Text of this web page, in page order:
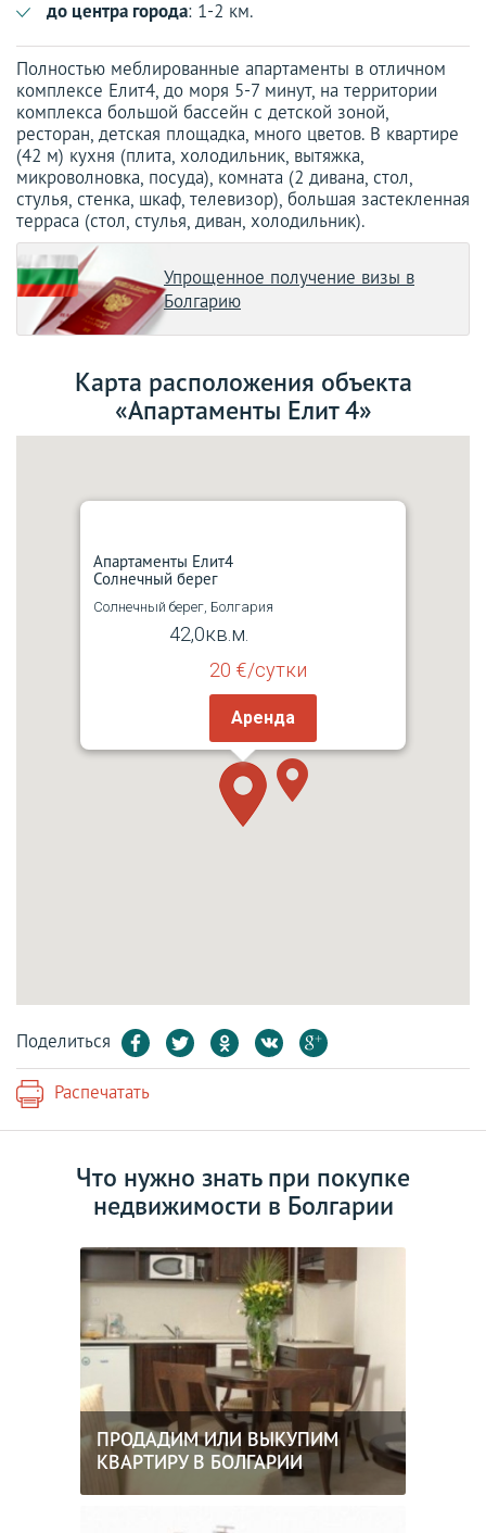
до центра города: 1-2 км.
Полностью меблированные апартаменты в отличном
комплексе Елит4, до моря 5-7 минут, на территории
комплекса большой бассейн с детской зоной,
ресторан, детская площадка, много цветов. В квартире
(42 м) кухня (плита, холодильник, вытяжка,
микроволновка, посуда), комната (2 дивана, стол,
стулья, стенка, шкаф, телевизор), большая застекленная
терраса (стол, стулья, диван, холодильник).
Упрощенное получение визы в
Болгарию
Карта расположения объекта
«Апартаменты Елит 4»
Апартаменты Елит4
Солнечный берег
Солнечный берег, Болгария
42,0кв.м.
20 €/сутки
Аренда
Поделиться
Распечатать
Что нужно знать при покупке
недвижимости в Болгарии
ПРОДАДИМ ИЛИ ВЫКУПИМ
КВАРТИРУ В БОЛГАРИИ